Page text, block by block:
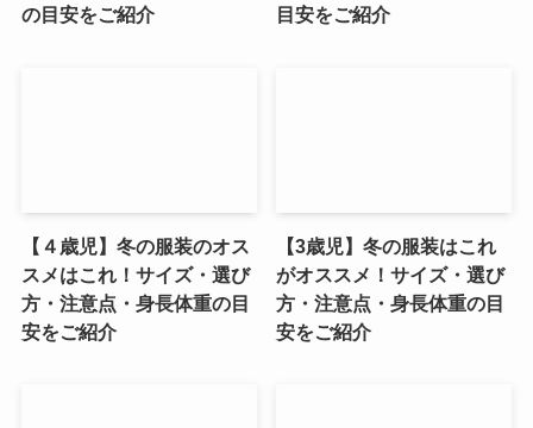
の目安をご紹介 目安をご紹介
【４歳児】冬の服装のオス
スメはこれ！サイズ・選び
方・注意点・身長体重の目
安をご紹介
【3歳児】冬の服装はこれ
がオススメ！サイズ・選び
方・注意点・身長体重の目
安をご紹介